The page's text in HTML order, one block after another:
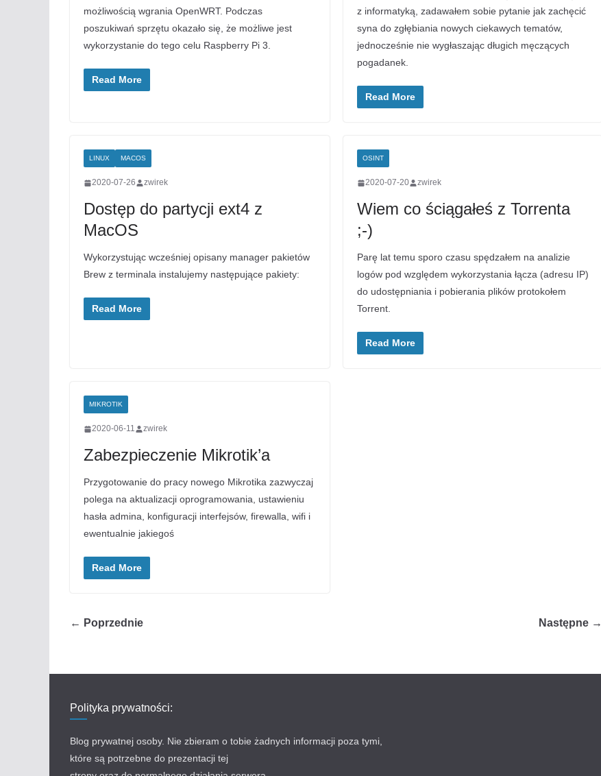
możliwością wgrania OpenWRT. Podczas
poszukiwań sprzętu okazało się, że możliwe jest
wykorzystanie do tego celu Raspberry Pi 3.
Read More
z informatyką, zadawałem sobie pytanie jak zachęcić
syna do zgłębiania nowych ciekawych tematów,
jednocześnie nie wygłaszając długich męczących
pogadanek.
Read More
LINUX MACOS
2020-07-26 zwirek
Dostęp do partycji ext4 z
MacOS
Wykorzystując wcześniej opisany manager pakietów
Brew z terminala instalujemy następujące pakiety:
Read More
OSINT
2020-07-20 zwirek
Wiem co ściągałeś z Torrenta
;-)
Parę lat temu sporo czasu spędzałem na analizie
logów pod względem wykorzystania łącza (adresu IP)
do udostępniania i pobierania plików protokołem
Torrent.
Read More
MIKROTIK
2020-06-11 zwirek
Zabezpieczenie Mikrotik’a
Przygotowanie do pracy nowego Mikrotika zazwyczaj
polega na aktualizacji oprogramowania, ustawieniu
hasła admina, konfiguracji interfejsów, firewalla, wifi i
ewentualnie jakiegoś
Read More
← Poprzednie Następne →
Polityka prywatności:
Blog prywatnej osoby. Nie zbieram o tobie żadnych informacji poza tymi,
które są potrzebne do prezentacji tej